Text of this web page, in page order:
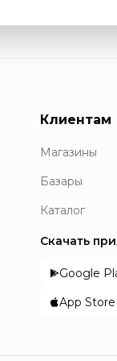
Клиентам
Магазины
Базары
Каталог
Скачать
Google
App Store